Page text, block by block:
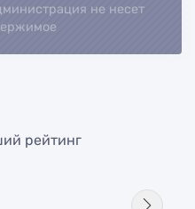
не несет
рейтинг